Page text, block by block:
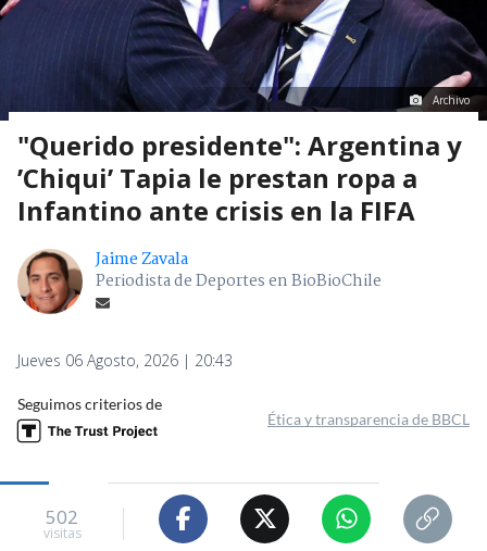
Archivo
"Querido presidente": Argentina y
’Chiqui’ Tapia le prestan ropa a
Infantino ante crisis en la FIFA
Jaime Zavala
Periodista de Deportes en BioBioChile
Jueves 06 Agosto, 2026 | 20:43
Seguimos criterios de
Ética y transparencia de BBCL
502
visitas